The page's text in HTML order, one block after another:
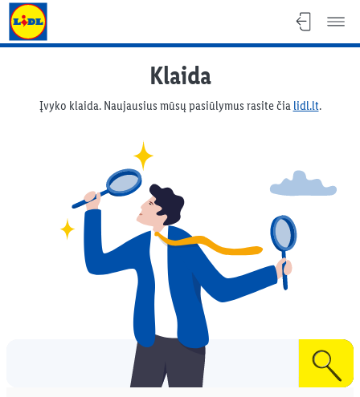
Lidl Lietuva - lidl.lt
Klaida
Įvyko klaida. Naujausius mūsų pasiūlymus rasite čia lidl.lt.